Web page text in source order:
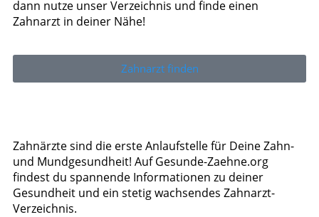
dann nutze unser Verzeichnis und finde einen
Zahnarzt in deiner Nähe!
Zahnarzt finden
Zahnärzte sind die erste Anlaufstelle für Deine Zahn-
und Mundgesundheit! Auf Gesunde-Zaehne.org
findest du spannende Informationen zu deiner
Gesundheit und ein stetig wachsendes Zahnarzt-
Verzeichnis.